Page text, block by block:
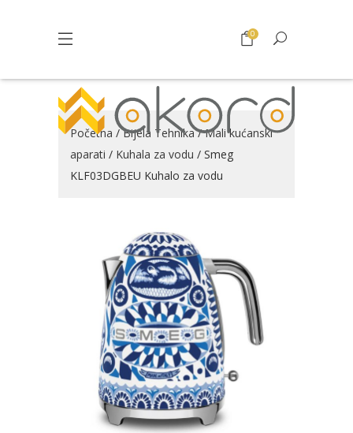
0
Početna /Bijela Tehnika/Mali kućanski
aparati / Kuhala za vodu / Smeg
KLF03DGBEU Kuhalo za vodu